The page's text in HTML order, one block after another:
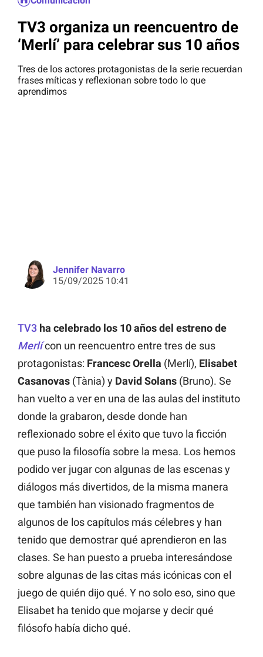
TV3 organiza un reencuentro de
‘Merlí’ para celebrar sus 10 años
Tres de los actores protagonistas de la serie recuerdan
frases míticas y reflexionan sobre todo lo que
aprendimos
Jennifer Navarro
15/09/2025 10:41
TV3 ha celebrado los 10 años del estreno de
Merlícon un reencuentro entre tres de sus
protagonistas: Francesc Orella (Merlí), Elisabet
Casanovas (Tània) y David Solans (Bruno). Se
han vuelto a ver en una de las aulas del instituto
donde la grabaron,desde donde han
reflexionado sobre el éxito que tuvo la ficción
que puso la filosofía sobre la mesa. Los hemos
podido ver jugar con algunas de las escenas y
diálogos más divertidos, de la misma manera
que también han visionado fragmentos de
algunos de los capítulos más célebres y han
tenido que demostrar qué aprendieron en las
clases. Se han puesto a prueba interesándose
sobre algunas de las citas más icónicas con el
juego de quién dijo qué. Y no solo eso, sino que
Elisabet ha tenido que mojarse y decir qué
filósofo había dicho qué.